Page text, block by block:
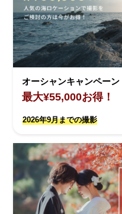
オーシャンキャンペーン
最大¥55,000お得！
2026年9月までの撮影